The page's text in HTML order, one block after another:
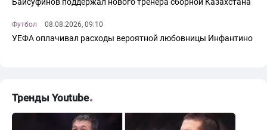
Футбол 08.08.2026, 09:10
УЕФА оплачивал расходы вероятной любовницы Инфантино
Тренды Youtube